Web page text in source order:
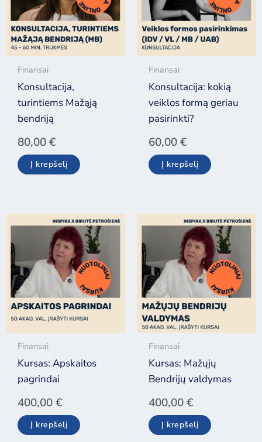
Finansai
Konsultacija,
turintiems Mažąją
bendriją
80,00€
Į krepšelį
Finansai
Konsultacija: kokią
veiklos formą geriau
pasirinkti?
60,00€
Į krepšelį
Finansai
Kursas: Apskaitos
pagrindai
400,00€
Į krepšelį
Finansai
Kursas: Mažųjų
Bendrijų valdymas
400,00€
Į krepšelį